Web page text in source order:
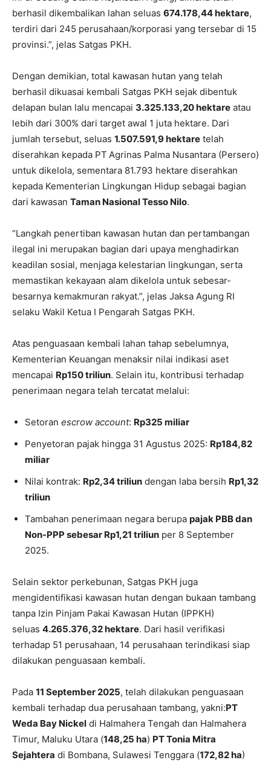
berhasil dikembalikan lahan seluas 674.178,44 hektare,
terdiri dari 245 perusahaan/korporasi yang tersebar di 15
provinsi.”, jelas Satgas PKH.
Dengan demikian, total kawasan hutan yang telah
berhasil dikuasai kembali Satgas PKH sejak dibentuk
delapan bulan lalu mencapai 3.325.133,20 hektare atau
lebih dari 300% dari target awal 1 juta hektare. Dari
jumlah tersebut, seluas 1.507.591,9 hektare telah
diserahkan kepada PT Agrinas Palma Nusantara (Persero)
untuk dikelola, sementara 81.793 hektare diserahkan
kepada Kementerian Lingkungan Hidup sebagai bagian
dari kawasan Taman Nasional Tesso Nilo.
“Langkah penertiban kawasan hutan dan pertambangan
ilegal ini merupakan bagian dari upaya menghadirkan
keadilan sosial, menjaga kelestarian lingkungan, serta
memastikan kekayaan alam dikelola untuk sebesar-
besarnya kemakmuran rakyat.”, jelas Jaksa Agung RI
selaku Wakil Ketua I Pengarah Satgas PKH.
Atas penguasaan kembali lahan tahap sebelumnya,
Kementerian Keuangan menaksir nilai indikasi aset
mencapai Rp150 triliun. Selain itu, kontribusi terhadap
penerimaan negara telah tercatat melalui:
Setoran escrow account: Rp325 miliar
Penyetoran pajak hingga 31 Agustus 2025: Rp184,82
miliar
Nilai kontrak: Rp2,34 triliun dengan laba bersih Rp1,32
triliun
Tambahan penerimaan negara berupa pajak PBB dan
Non-PPP sebesar Rp1,21 triliun per 8 September
2025.
Selain sektor perkebunan, Satgas PKH juga
mengidentifikasi kawasan hutan dengan bukaan tambang
tanpa Izin Pinjam Pakai Kawasan Hutan (IPPKH)
seluas 4.265.376,32 hektare. Dari hasil verifikasi
terhadap 51 perusahaan, 14 perusahaan terindikasi siap
dilakukan penguasaan kembali.
Pada 11 September 2025, telah dilakukan penguasaan
kembali terhadap dua perusahaan tambang, yakni:PT
Weda Bay Nickel di Halmahera Tengah dan Halmahera
Timur, Maluku Utara (148,25 ha) PT Tonia Mitra
Sejahtera di Bombana, Sulawesi Tenggara (172,82 ha)